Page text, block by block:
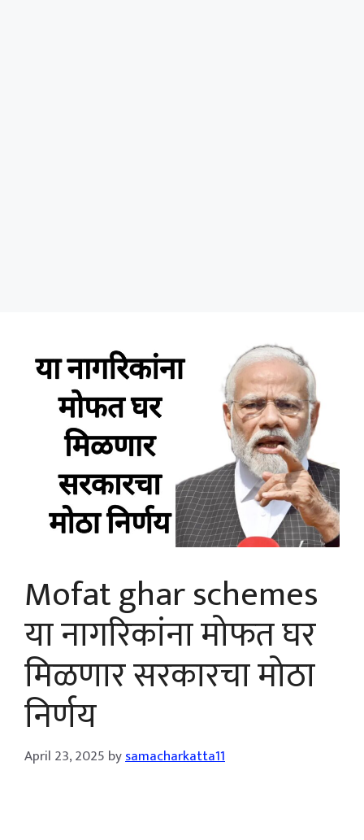
Mofat ghar schemes
या नागरिकांना मोफत घर
मिळणार सरकारचा मोठा
निर्णय
April 23, 2025 bysamacharkatta11